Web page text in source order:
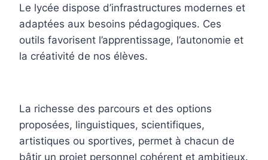
Le lycée dispose d’infrastructures modernes et
adaptées aux besoins pédagogiques. Ces
outils favorisent l’apprentissage, l’autonomie et
la créativité de nos élèves.
La richesse des parcours et des options
proposées, linguistiques, scientifiques,
artistiques ou sportives, permet à chacun de
bâtir un projet personnel cohérent et ambitieux.